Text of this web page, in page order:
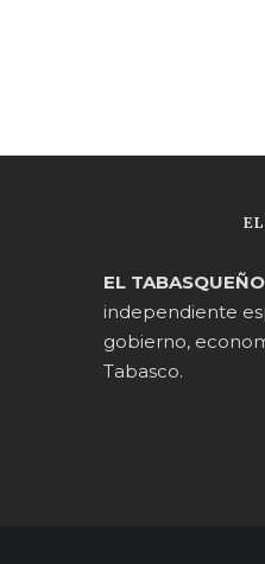
EL TABASQUEÑO
independiente
gobierno,
Tabasco.